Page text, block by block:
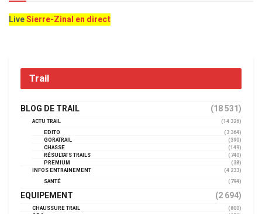
LiveSierre-Zinal en direct
Trail
BLOG DE TRAIL (18 531)
ACTU TRAIL
(14 326)
EDITO
(3 364)
GORATRAIL
(390)
CHASSE
(149)
RÉSULTATS TRAILS
(740)
PREMIUM
(38)
INFOS ENTRAINEMENT
(4 233)
SANTÉ
(794)
EQUIPEMENT (2 694)
CHAUSSURE TRAIL
(800)